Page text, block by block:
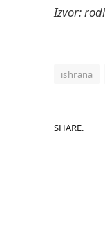
Izvor:
ishrana
SHARE.